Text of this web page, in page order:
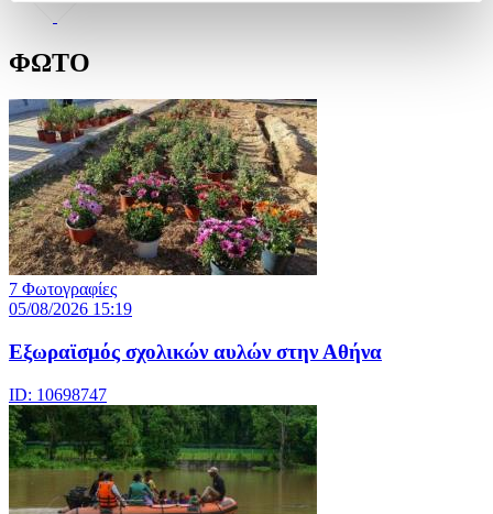
ΦΩΤΟ
7 Φωτογραφίες
05/08/2026 15:19
Εξωραϊσμός σχολικών αυλών στην Αθήνα
ID: 10698747